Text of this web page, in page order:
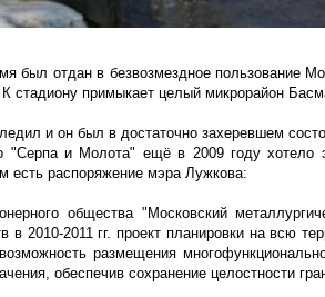
был отдан в безвозмездное пользование
стадиону примыкает целый микрорайон
и он был в достаточно захеревшем
"Серпа и Молота" ещё в 2009 году хотело
есть распоряжение мэра Лужкова:
общества "Московский
в 2010-2011 гг. проект планировки на всю
размещения
обеспечив сохранение целостности